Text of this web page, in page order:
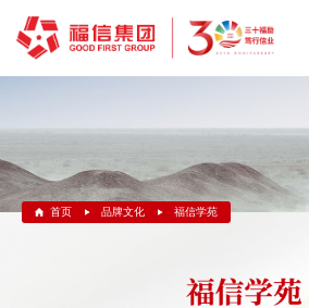
首页 品牌文化 福信学苑